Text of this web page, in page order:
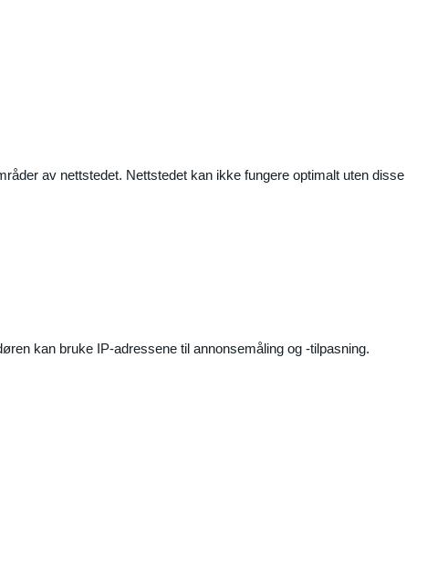
av nettstedet. Nettstedet kan ikke fungere optimalt uten disse
kan bruke IP-adressene til annonsemåling og -tilpasning.